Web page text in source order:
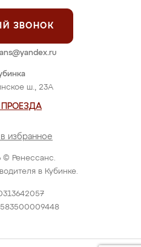
© Ренессанс.
в Кубинке.
ш., 23А
избранное
ЗВОНОК